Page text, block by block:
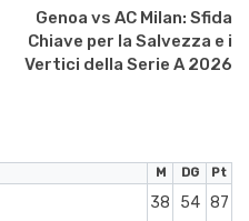
Genoa vs AC Milan: Sfida
Chiave per la Salvezza e i
Vertici della Serie A 2026
M DG Pt
38 54 87